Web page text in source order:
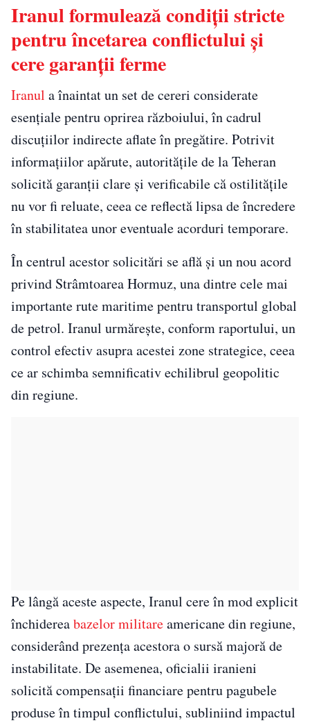
Iranul formulează condiții stricte
pentru încetarea conflictului și
cere garanții ferme
Iranul a înaintat un set de cereri considerate
esențiale pentru oprirea războiului, în cadrul
discuțiilor indirecte aflate în pregătire. Potrivit
informațiilor apărute, autoritățile de la Teheran
solicită garanții clare și verificabile că ostilitățile
nu vor fi reluate, ceea ce reflectă lipsa de încredere
în stabilitatea unor eventuale acorduri temporare.
În centrul acestor solicitări se află și un nou acord
privind Strâmtoarea Hormuz, una dintre cele mai
importante rute maritime pentru transportul global
de petrol. Iranul urmărește, conform raportului, un
control efectiv asupra acestei zone strategice, ceea
ce ar schimba semnificativ echilibrul geopolitic
din regiune.
Pe lângă aceste aspecte, Iranul cere în mod explicit
închidereabazelor militareamericane din regiune,
considerând prezența acestora o sursă majoră de
instabilitate. De asemenea, oficialii iranieni
solicită compensații financiare pentru pagubele
produse în timpul conflictului, subliniind impactul